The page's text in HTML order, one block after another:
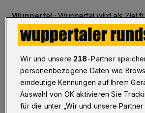
Wuppertal·Wuppertal wird als Ziel
Geschäftsreisende nach Angaben
Nahrung-Genuss-Gaststätten (NGG)
Rund 575.000 Übernachtungen
demnach 2015. Das waren 5,6
30.03.2016 , 21:45 Uhr 2 Minuten
Wir und unsere 218-Partner
personenbezogene Daten wie
eindeutige Kennungen auf Ihrem
Auswahl von OK aktivieren Sie
für die unter „Wir und unsere